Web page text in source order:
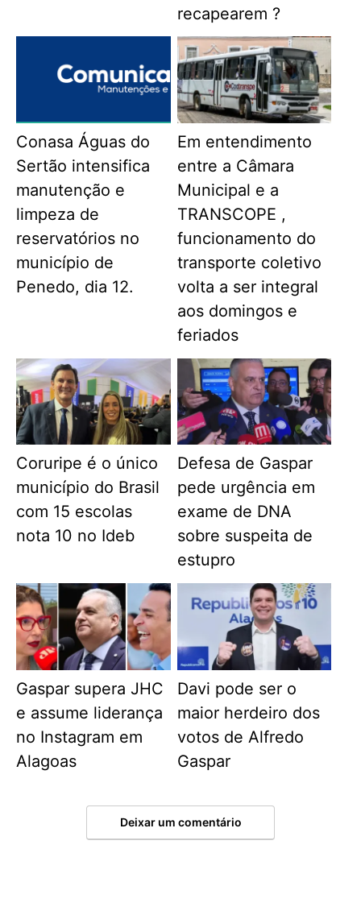
recapearem ?
Conasa Águas do
Sertão intensifica
manutenção e
limpeza de
reservatórios no
município de
Penedo, dia 12.
Em entendimento
entre a Câmara
Municipal e a
TRANSCOPE ,
funcionamento do
transporte coletivo
volta a ser integral
aos domingos e
feriados
Coruripe é o único
município do Brasil
com 15 escolas
nota 10 no Ideb
Defesa de Gaspar
pede urgência em
exame de DNA
sobre suspeita de
estupro
Gaspar supera JHC
e assume liderança
no Instagram em
Alagoas
Davi pode ser o
maior herdeiro dos
votos de Alfredo
Gaspar
Deixar um comentário